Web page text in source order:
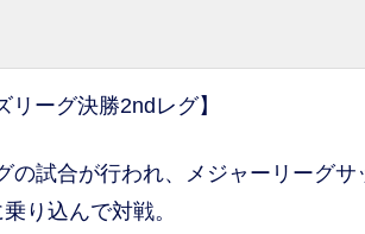
ーグ決勝2ndレグ】
試合が行われ、メジャーリーグサ
り込んで対戦。